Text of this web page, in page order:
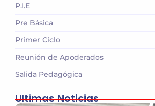
P.I.E
Pre Básica
Primer Ciclo
Reunión de Apoderados
Salida Pedagógica
Ultimas Noticias